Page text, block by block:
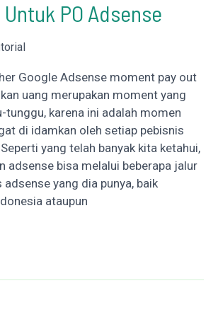
PO Adsense
Google Adsense moment pay out
uang merupakan moment yang
karena ini adalah momen
di idamkan oleh setiap pebisnis
yang telah banyak kita ketahui,
adsense bisa melalui beberapa jalur
yang dia punya, baik
ataupun